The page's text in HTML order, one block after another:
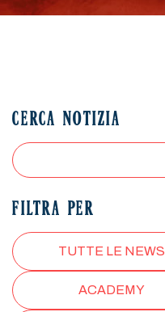
CERCA NOTIZIA
FILTRA PER
TUTTE LE NEWS
ACADEMY